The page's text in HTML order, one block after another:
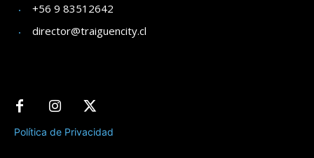
+56 9 83512642
director@traiguencity.cl
Política de Privacidad